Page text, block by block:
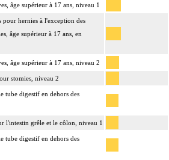
âge supérieur à 17 ans, niveau 1
pour hernies à l'exception des
âge supérieur à 17 ans, en
âge supérieur à 17 ans, niveau 2
stomies, niveau 2
tube digestif en dehors des
l'intestin grêle et le côlon, niveau 1
tube digestif en dehors des